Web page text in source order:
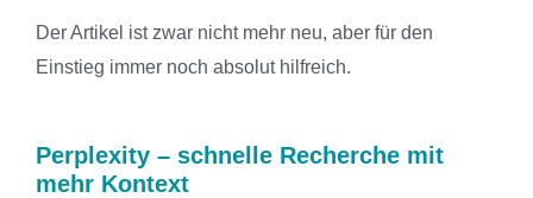
Der Artikel ist zwar nicht mehr neu, aber für den
Einstieg immer noch absolut hilfreich.
Perplexity – schnelle Recherche mit
mehr Kontext